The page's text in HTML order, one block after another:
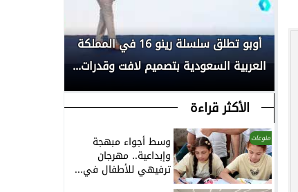
أوبو تطلق سلسلة رينو 16 في المملكة
العربية السعودية بتصميم لافت وقدرات...
الأكثر قراءة
منوعات وسط أجواء مبهجة
وإبداعية.. مهرجان
ترفيهي للأطفال في...